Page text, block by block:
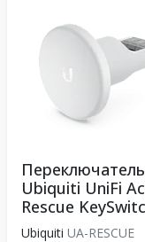
Переключатель
Ubiquiti UniFi
Rescue
Ubiquiti UA-RESCUE